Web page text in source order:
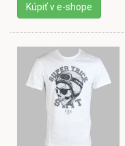
Kúpiť v e-shope